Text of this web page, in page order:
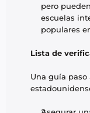
pero
escuelas
populares
Lista de
Una guía paso